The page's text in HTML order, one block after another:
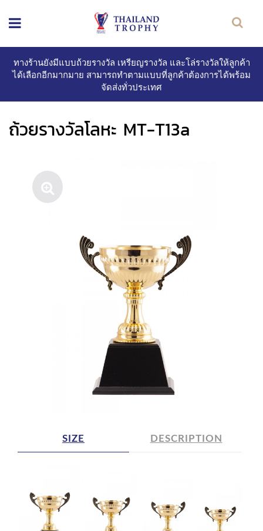
ทางร้านยังมีแบบถ้วยรางวัล เหรียญรางวัล และโล่รางวัลให้ลูกค้า
ได้เลือกอีกมากมาย สามารถทำตามแบบที่ลูกค้าต้องการได้พร้อม
จัดส่งทั่วประเทศ
ถ้วยรางวัลโลหะ MT-T13a
SIZE DESCRIPTION